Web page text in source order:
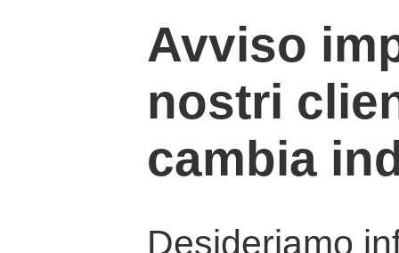
Avviso
nostri
cambia
Desideriamo